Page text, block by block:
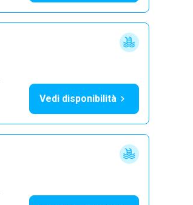
Vedi disponibilità